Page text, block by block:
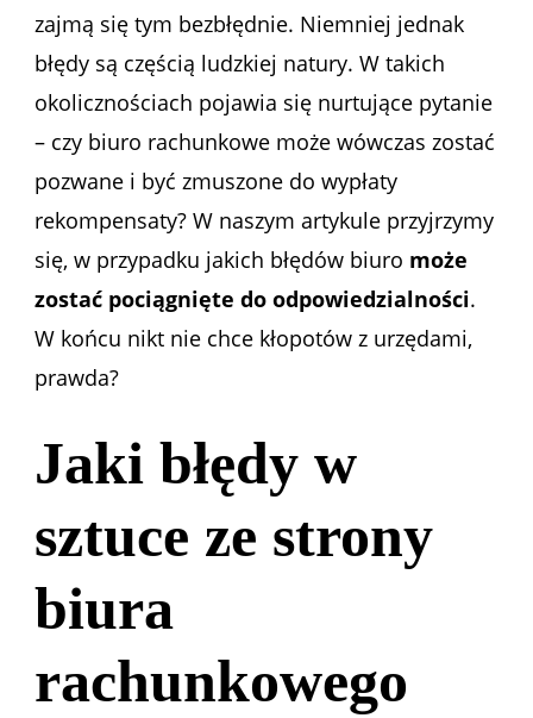
zajmą się tym bezbłędnie. Niemniej jednak
błędy są częścią ludzkiej natury. W takich
okolicznościach pojawia się nurtujące pytanie
– czy biuro rachunkowe może wówczas zostać
pozwane i być zmuszone do wypłaty
rekompensaty? W naszym artykule przyjrzymy
się, w przypadku jakich błędów biuro może
zostać pociągnięte do odpowiedzialności.
W końcu nikt nie chce kłopotów z urzędami,
prawda?
Jaki błędy w
sztuce ze strony
biura
rachunkowego